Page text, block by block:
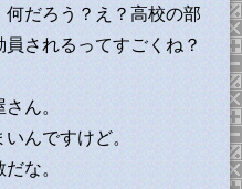
だろう？え？高校の部
されるってすごくね？
ん。
んですけど。
な。